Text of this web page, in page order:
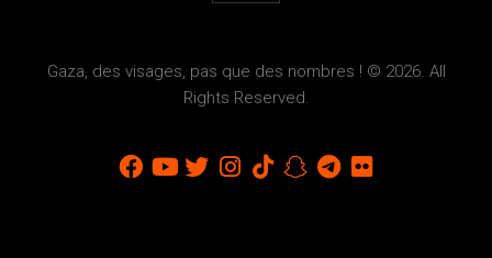
Gaza, des visages, pas que des nombres ! © 2026. All
Rights Reserved.